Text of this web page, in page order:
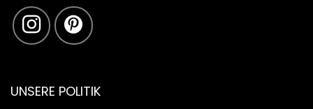
UNSERE POLITIK